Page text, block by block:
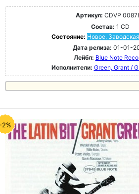
Артикул: CDVP
Состав: 1 CD
Состояние: Новое.
Дата релиза: 01-01-
Лейбл: Blue Note
Исполнители: Green, Grant /
2%